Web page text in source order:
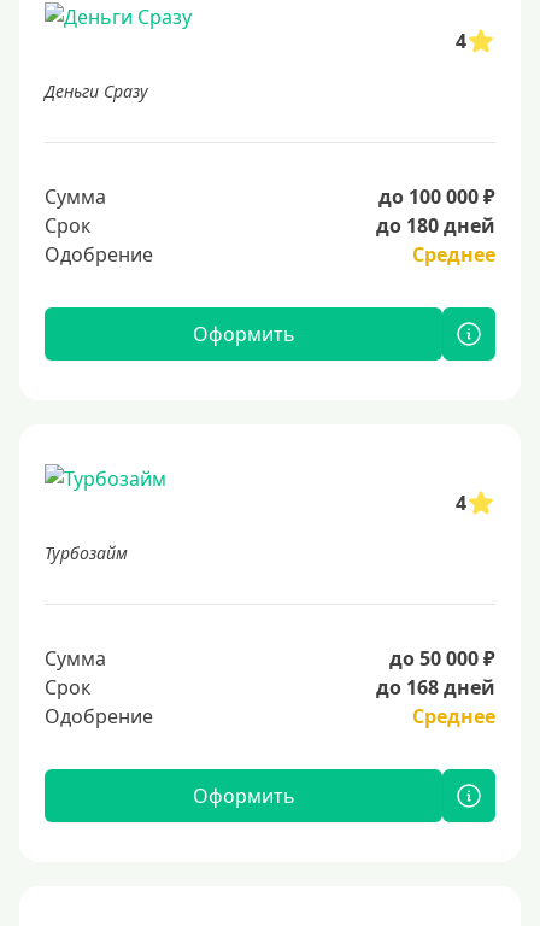
4
Деньги Сразу
Сумма
до 100 000 ₽
Срок
до 180 дней
Одобрение
Среднее
Оформить
4
Турбозайм
Сумма
до 50 000 ₽
Срок
до 168 дней
Одобрение
Среднее
Оформить